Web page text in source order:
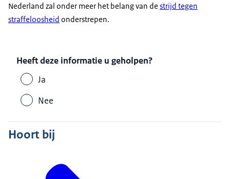
Nederland zal onder meer het belang van de strijd tegen
straffeloosheid onderstrepen.
Heeft deze informatie u geholpen?
Ja
Nee
Hoort bij